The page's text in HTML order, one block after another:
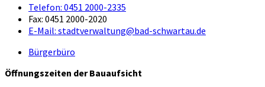
Telefon: 0451 2000-2335
Fax: 0451 2000-2020
E-Mail: stadtverwaltung@bad-schwartau.de
Bürgerbüro
Öffnungszeiten der Bauaufsicht